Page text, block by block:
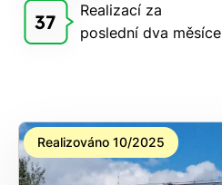
Vám
zdarma
nárok.
Stačí
nám dát
37
Realizací za
poslední dva měsíce
Realizováno 10/2025